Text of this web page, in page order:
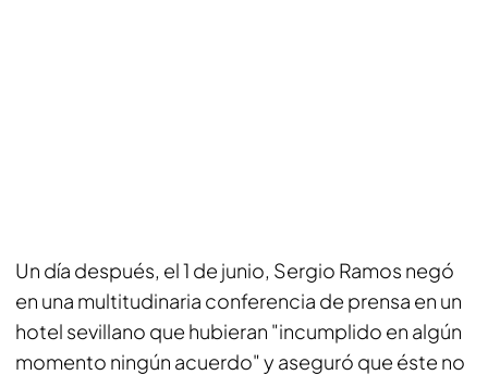
Un día después, el 1 de junio, Sergio Ramos negó
en una multitudinaria conferencia de prensa en un
hotel sevillano que hubieran "incumplido en algún
momento ningún acuerdo" y aseguró que éste no